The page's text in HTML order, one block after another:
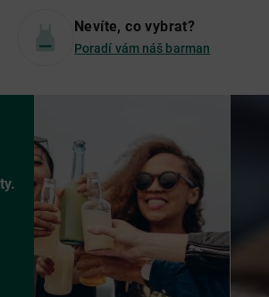
Nevíte, co vybrat?
Poradí vám náš barman